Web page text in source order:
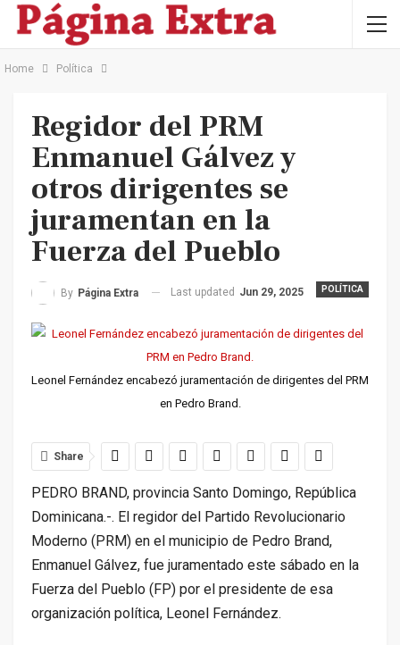
Home Política
Regidor del PRM
Enmanuel Gálvez y
otros dirigentes se
juramentan en la
Fuerza del Pueblo
POLÍTICA
By Página Extra Last updated Jun 29, 2025
Leonel Fernández encabezó juramentación de dirigentes del PRM
en Pedro Brand.
Share
PEDRO BRAND, provincia Santo Domingo, República
Dominicana.-. El regidor del Partido Revolucionario
Moderno (PRM) en el municipio de Pedro Brand,
Enmanuel Gálvez, fue juramentado este sábado en la
Fuerza del Pueblo (FP) por el presidente de esa
organización política, Leonel Fernández.